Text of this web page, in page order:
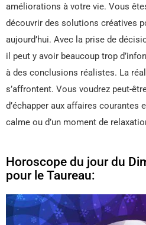
améliorations à votre vie. Vous
découvrir des solutions créatives
aujourd’hui. Avec la prise de
il peut y avoir beaucoup trop
à des conclusions réalistes. La
s’affrontent. Vous voudrez peut-
d’échapper aux affaires courantes
calme ou d’un moment de
Horoscope du jour du
pour le Taureau: